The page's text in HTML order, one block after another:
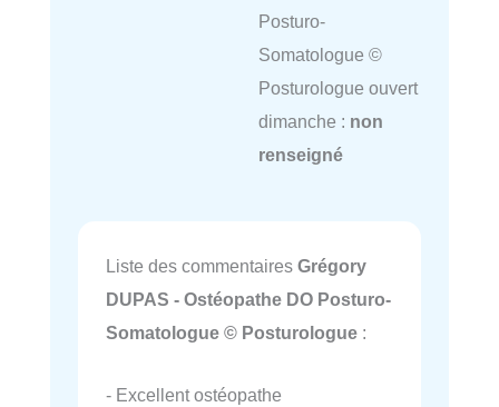
Posturo-
Somatologue ©
Posturologue ouvert
dimanche : non
renseigné
Liste des commentaires Grégory
DUPAS - Ostéopathe DO Posturo-
Somatologue © Posturologue :
- Excellent ostéopathe